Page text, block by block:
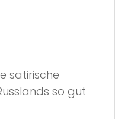
satirische
so gut